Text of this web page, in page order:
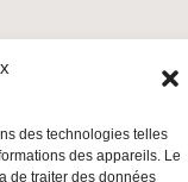
des technologies telles
des appareils. Le
de traiter des données